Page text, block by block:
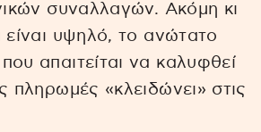
συναλλαγών. Ακόμη κι
είναι υψηλό, το ανώτατο
απαιτείται να καλυφθεί
πληρωμές «κλειδώνει» στις